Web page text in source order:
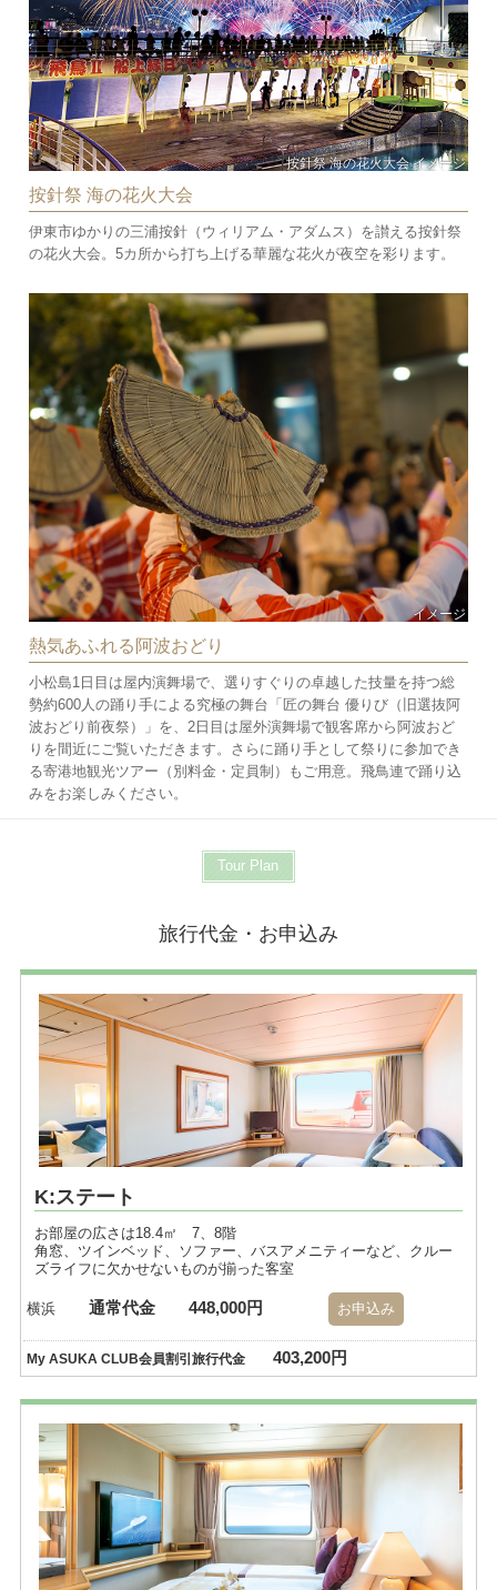
按針祭 海の花火大会 イメージ
按針祭 海の花火大会
伊東市ゆかりの三浦按針（ウィリアム・アダムス）を讃える按針祭
の花火大会。5カ所から打ち上げる華麗な花火が夜空を彩ります。
イメージ
熱気あふれる阿波おどり
小松島1日目は屋内演舞場で、選りすぐりの卓越した技量を持つ総
勢約600人の踊り手による究極の舞台「匠の舞台 優りび（旧選抜阿
波おどり前夜祭）」を、2日目は屋外演舞場で観客席から阿波おど
りを間近にご覧いただきます。さらに踊り手として祭りに参加でき
る寄港地観光ツアー（別料金・定員制）もご用意。飛鳥連で踊り込
みをお楽しみください。
Tour Plan
旅行代金・お申込み
K:ステート
お部屋の広さは18.4㎡ 7、8階
角窓、ツインベッド、ソファー、バスアメニティーなど、クルー
ズライフに欠かせないものが揃った客室
横浜 通常代金 448,000円 お申込み
My ASUKA CLUB会員割引旅行代金 403,200円